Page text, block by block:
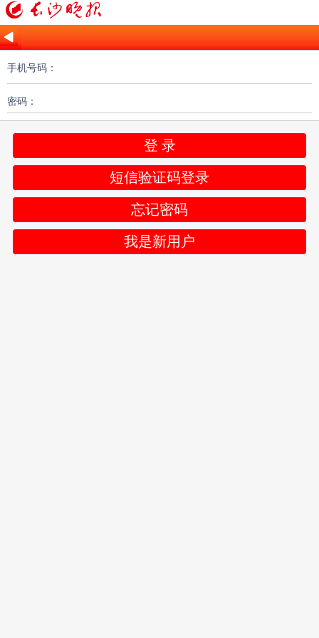
手机号码：
密码：
登 录
短信验证码登录
忘记密码
我是新用户